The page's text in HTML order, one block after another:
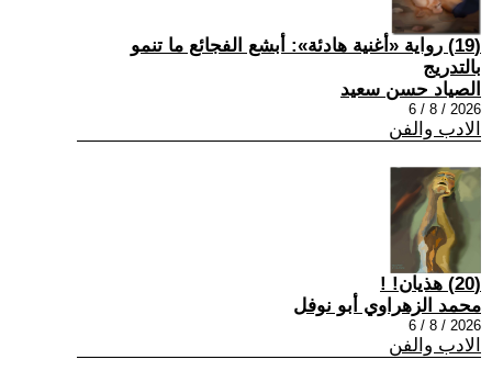
(19) رواية «أغنية هادئة»: أبشع الفجائع ما تنمو
بالتدريج
الصياد حسن سعيد
2026 / 8 / 6
الادب والفن
(20) هذيان! !
محمد الزهراوي أبو نوفل
2026 / 8 / 6
الادب والفن